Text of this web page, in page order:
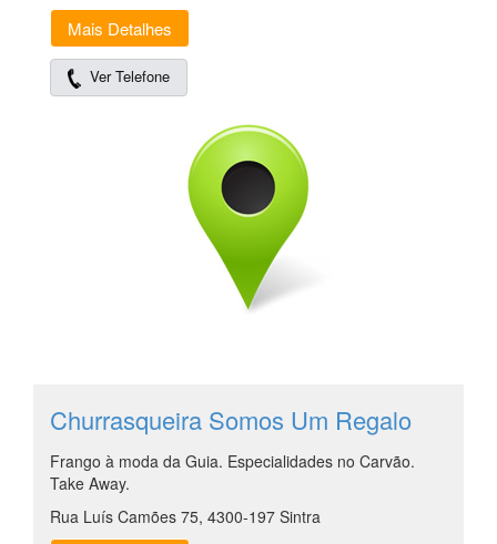
Mais Detalhes
Ver Telefone
Churrasqueira Somos Um Regalo
Frango à moda da Guia. Especialidades no Carvão.
Take Away.
Rua Luís Camões 75, 4300-197 Sintra